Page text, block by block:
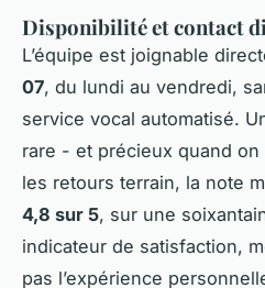
Disponibilité et contact
L’équipe est joignable
07, du lundi au vendredi,
service vocal automatisé.
rare - et précieux quand
les retours terrain, la note
4,8 sur 5, sur une
indicateur de satisfaction,
pas l’expérience